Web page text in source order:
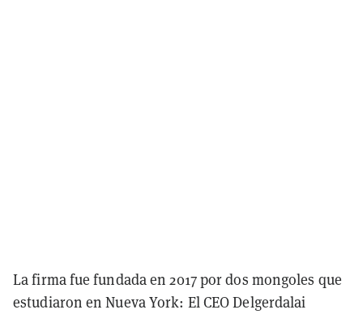
La firma fue fundada en 2017 por dos mongoles que
estudiaron en Nueva York: El CEO Delgerdalai